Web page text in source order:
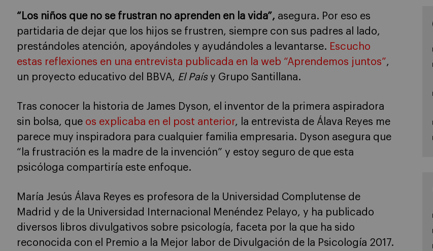
“Los niños que no se frustran no aprenden en la vida”, asegura. Por eso es
partidaria de dejar que los hijos se frustren, siempre con sus padres al lado,
prestándoles atención, apoyándoles y ayudándoles a levantarse. Escucho
estas reflexiones en una entrevista publicada en la web “Aprendemos juntos”,
un proyecto educativo del BBVA, El Paísy Grupo Santillana.
Tras conocer la historia de James Dyson, el inventor de la primera aspiradora
sin bolsa, que os explicaba en el post anterior, la entrevista de Álava Reyes me
parece muy inspiradora para cualquier familia empresaria. Dyson asegura que
“la frustración es la madre de la invención” y estoy seguro de que esta
psicóloga compartiría este enfoque.
María Jesús Álava Reyes es profesora de la Universidad Complutense de
Madrid y de la Universidad Internacional Menéndez Pelayo, y ha publicado
diversos libros divulgativos sobre psicología, faceta por la que ha sido
reconocida con el Premio a la Mejor labor de Divulgación de la Psicología 2017.